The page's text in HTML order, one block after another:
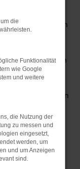
sind. Als Ihr
über 30 Jahren
an
als auch Design
nicht nur
die Sie auf
Dietz GmbH
die
Funktionalität
wie Google
und weitere
die Nutzung der
zu messen und
eingesetzt,
werden, um
und um Anzeigen
sind.